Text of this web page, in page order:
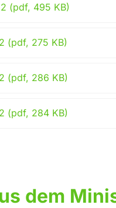
(pdf, 495 KB)
(pdf, 275 KB)
(pdf, 286 KB)
(pdf, 284 KB)
dem